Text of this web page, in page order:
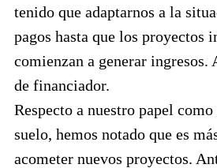
tenido que adaptarnos a la
pagos hasta que los proyectos
comienzan a generar ingresos.
de financiador.
Respecto a nuestro papel
suelo, hemos notado que es
acometer nuevos proyectos.